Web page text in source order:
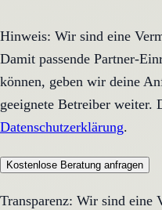
Hinweis: Wir sind eine
Damit passende Partner-
können, geben wir deine
geeignete Betreiber weiter.
Datenschutzerklärung.
Kostenlose Beratung anfragen
Transparenz: Wir sind eine